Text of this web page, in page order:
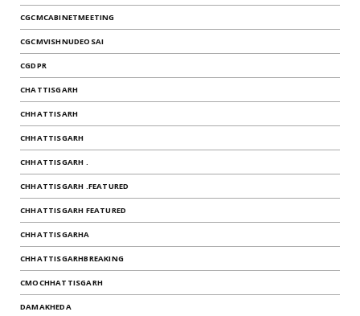
CGCMCABINETMEETING
CGCMVISHNUDEOSAI
CGDPR
CHATTISGARH
CHHATTISARH
CHHATTISGARH
CHHATTISGARH .
CHHATTISGARH .FEATURED
CHHATTISGARH FEATURED
CHHATTISGARHA
CHHATTISGARHBREAKING
CMOCHHATTISGARH
DAMAKHEDA